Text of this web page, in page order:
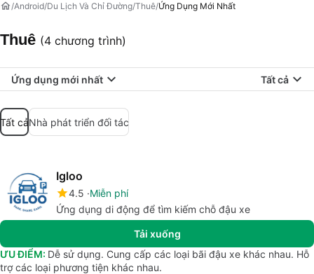
Android Du Lịch Và Chỉ Đường Thuê Ứng Dụng Mới Nhất
Thuê (4 chương trình)
Ứng dụng mới nhất Tất cả
Tất cảNhà phát triển đối tác
Igloo
4.5 Miễn phí
Ứng dụng di động để tìm kiếm chỗ đậu xe
Tải xuống
ƯU ĐIỂM: Dễ sử dụng. Cung cấp các loại bãi đậu xe khác nhau. Hỗ
trợ các loại phương tiện khác nhau.